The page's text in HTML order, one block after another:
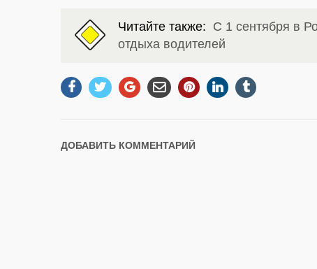
Читайте также: С 1 сентября в
отдыха водителей
ДОБАВИТЬ КОММЕНТАРИЙ